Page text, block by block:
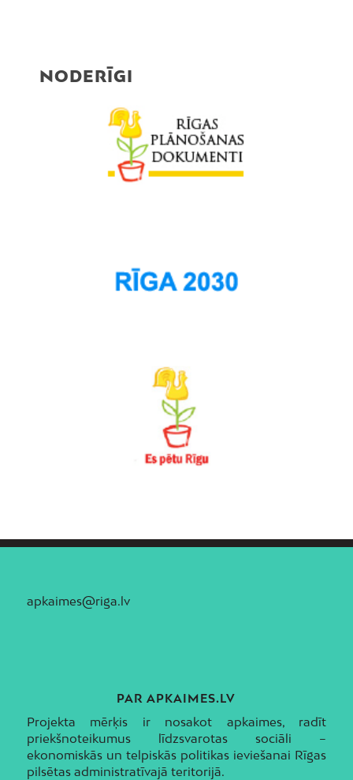
NODERĪGI
apkaimes@riga.lv
PAR APKAIMES.LV
Projekta mērķis ir nosakot apkaimes, radīt
priekšnoteikumus līdzsvarotas sociāli –
ekonomiskās un telpiskās politikas ieviešanai Rīgas
pilsētas administratīvajā teritorijā.